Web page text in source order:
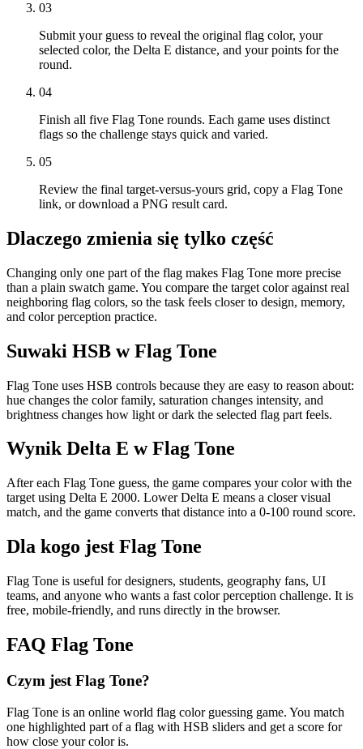
03
Submit your guess to reveal the original flag color, your
selected color, the Delta E distance, and your points for the
round.
04
Finish all five Flag Tone rounds. Each game uses distinct
flags so the challenge stays quick and varied.
05
Review the final target-versus-yours grid, copy a Flag Tone
link, or download a PNG result card.
Dlaczego zmienia się tylko część
Changing only one part of the flag makes Flag Tone more precise
than a plain swatch game. You compare the target color against real
neighboring flag colors, so the task feels closer to design, memory,
and color perception practice.
Suwaki HSB w Flag Tone
Flag Tone uses HSB controls because they are easy to reason about:
hue changes the color family, saturation changes intensity, and
brightness changes how light or dark the selected flag part feels.
Wynik Delta E w Flag Tone
After each Flag Tone guess, the game compares your color with the
target using Delta E 2000. Lower Delta E means a closer visual
match, and the game converts that distance into a 0-100 round score.
Dla kogo jest Flag Tone
Flag Tone is useful for designers, students, geography fans, UI
teams, and anyone who wants a fast color perception challenge. It is
free, mobile-friendly, and runs directly in the browser.
FAQ Flag Tone
Czym jest Flag Tone?
Flag Tone is an online world flag color guessing game. You match
one highlighted part of a flag with HSB sliders and get a score for
how close your color is.